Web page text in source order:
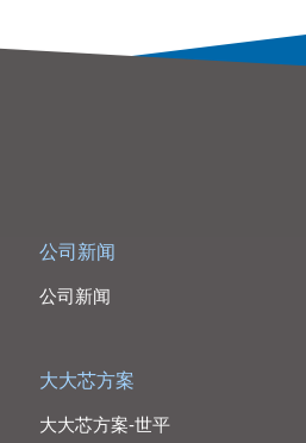
公司新闻
公司新闻
大大芯方案
大大芯方案-世平